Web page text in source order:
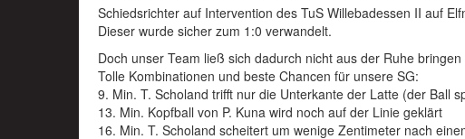
Schiedsrichter auf Intervention des TuS Willebadessen II auf
Dieser wurde sicher zum 1:0 verwandelt.
Doch unser Team ließ sich dadurch nicht aus der Ruhe
Tolle Kombinationen und beste Chancen für unsere SG:
9. Min. T. Scholand trifft nur die Unterkante der Latte (der Ball
13. Min. Kopfball von P. Kuna wird noch auf der Linie geklärt
16. Min. T. Scholand scheitert um wenige Zentimeter nach